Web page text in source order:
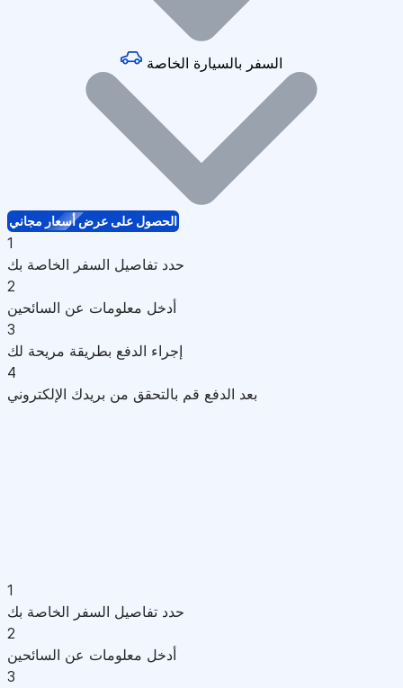
السفر بالسيارة الخاصة
الحصول على عرض أسعار مجاني
1
حدد تفاصيل السفر الخاصة بك
2
أدخل معلومات عن السائحين
3
إجراء الدفع بطريقة مريحة لك
4
بعد الدفع قم بالتحقق من بريدك الإلكتروني
1
حدد تفاصيل السفر الخاصة بك
2
أدخل معلومات عن السائحين
3